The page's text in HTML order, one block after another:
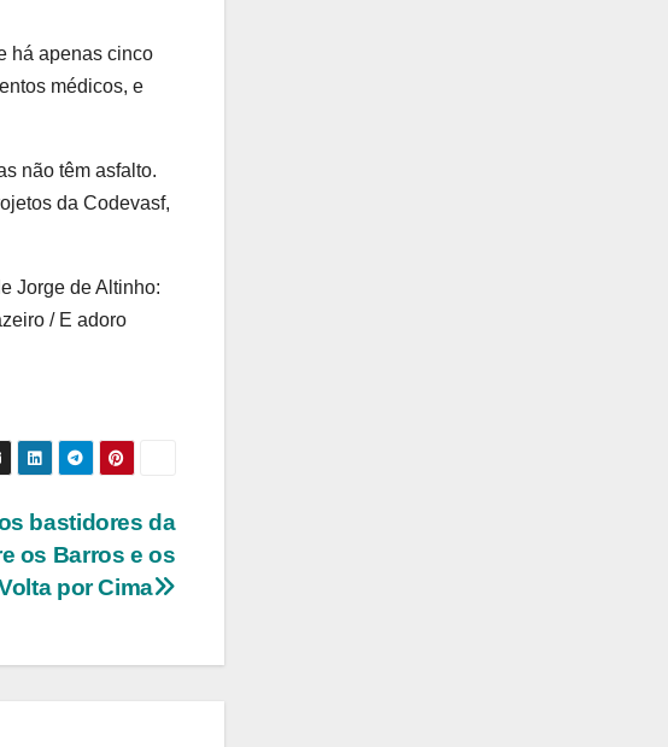
há apenas cinco
médicos, e
não têm asfalto.
da Codevasf,
Jorge de Altinho:
/ E adoro
bastidores da
os Barros e os
por Cima